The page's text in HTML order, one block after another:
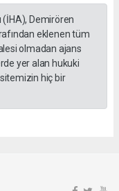
(İHA), Demirören
eklenen tüm
olmadan ajans
yer alan hukuki
hiç bir